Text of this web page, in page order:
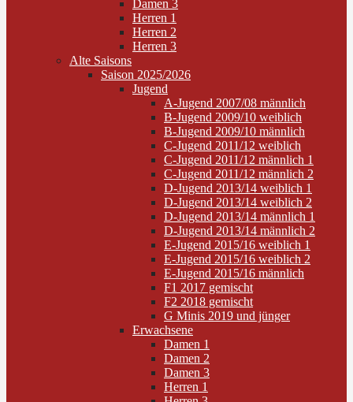
Damen 3
Herren 1
Herren 2
Herren 3
Alte Saisons
Saison 2025/2026
Jugend
A-Jugend 2007/08 männlich
B-Jugend 2009/10 weiblich
B-Jugend 2009/10 männlich
C-Jugend 2011/12 weiblich
C-Jugend 2011/12 männlich 1
C-Jugend 2011/12 männlich 2
D-Jugend 2013/14 weiblich 1
D-Jugend 2013/14 weiblich 2
D-Jugend 2013/14 männlich 1
D-Jugend 2013/14 männlich 2
E-Jugend 2015/16 weiblich 1
E-Jugend 2015/16 weiblich 2
E-Jugend 2015/16 männlich
F1 2017 gemischt
F2 2018 gemischt
G Minis 2019 und jünger
Erwachsene
Damen 1
Damen 2
Damen 3
Herren 1